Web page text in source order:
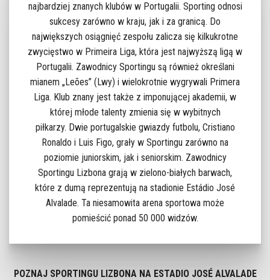
najbardziej znanych klubów w Portugalii. Sporting odnosi
sukcesy zarówno w kraju, jak i za granicą. Do
największych osiągnięć zespołu zalicza się kilkukrotne
zwycięstwo w Primeira Liga, która jest najwyższą ligą w
Portugalii. Zawodnicy Sportingu są również określani
mianem „Leões” (Lwy) i wielokrotnie wygrywali Primera
Liga. Klub znany jest także z imponującej akademii, w
której młode talenty zmienia się w wybitnych
piłkarzy. Dwie portugalskie gwiazdy futbolu, Cristiano
Ronaldo i Luis Figo, grały w Sportingu zarówno na
poziomie juniorskim, jak i seniorskim. Zawodnicy
Sportingu Lizbona grają w zielono-białych barwach,
które z dumą reprezentują na stadionie Estádio José
Alvalade. Ta niesamowita arena sportowa może
pomieścić ponad 50 000 widzów.
POZNAJ SPORTINGU LIZBONA NA ESTADIO JOSÉ ALVALADE